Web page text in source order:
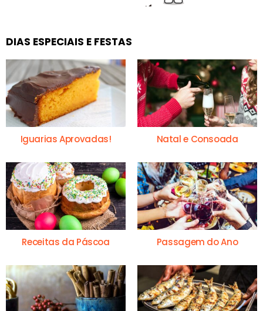
DIAS ESPECIAIS E FESTAS
Iguarias Aprovadas! Natal e Consoada
Receitas da Páscoa Passagem do Ano